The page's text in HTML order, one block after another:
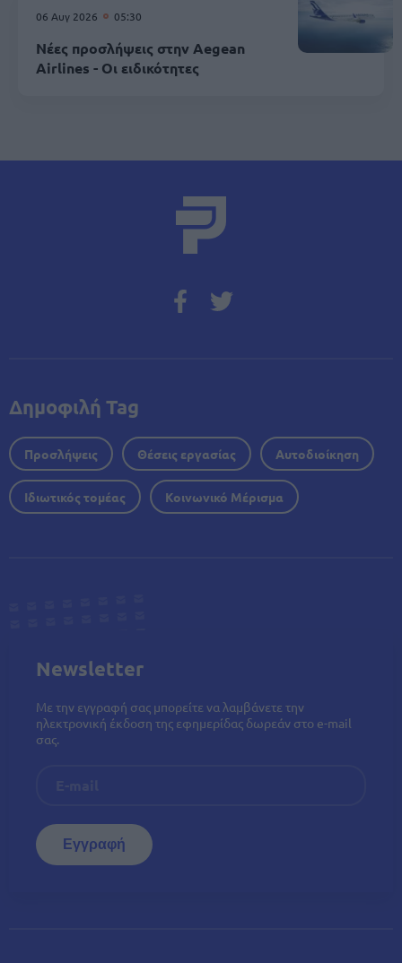
06 Αυγ 2026 05:30
Νέες προσλήψεις στην Aegean
Airlines - Οι ειδικότητες
Δημοφιλή Tag
Προσλήψεις Θέσεις εργασίας Αυτοδιοίκηση
Ιδιωτικός τομέας Κοινωνικό Μέρισμα
Newsletter
Με την εγγραφή σας μπορείτε να λαμβάνετε την
ηλεκτρονική έκδοση της εφημερίδας δωρεάν στο e-mail
σας.